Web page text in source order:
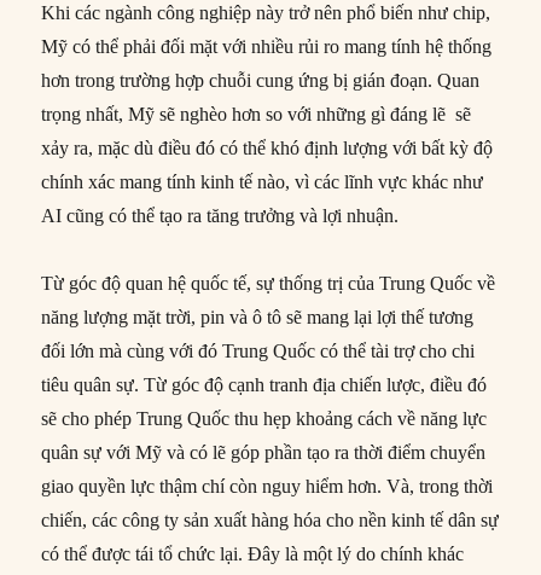
Khi các ngành công nghiệp này trở nên phổ biến như chip,
Mỹ có thể phải đối mặt với nhiều rủi ro mang tính hệ thống
hơn trong trường hợp chuỗi cung ứng bị gián đoạn. Quan
trọng nhất, Mỹ sẽ nghèo hơn so với những gì đáng lẽ sẽ
xảy ra, mặc dù điều đó có thể khó định lượng với bất kỳ độ
chính xác mang tính kinh tế nào, vì các lĩnh vực khác như
AI cũng có thể tạo ra tăng trưởng và lợi nhuận.
Từ góc độ quan hệ quốc tế, sự thống trị của Trung Quốc về
năng lượng mặt trời, pin và ô tô sẽ mang lại lợi thế tương
đối lớn mà cùng với đó Trung Quốc có thể tài trợ cho chi
tiêu quân sự. Từ góc độ cạnh tranh địa chiến lược, điều đó
sẽ cho phép Trung Quốc thu hẹp khoảng cách về năng lực
quân sự với Mỹ và có lẽ góp phần tạo ra thời điểm chuyển
giao quyền lực thậm chí còn nguy hiểm hơn. Và, trong thời
chiến, các công ty sản xuất hàng hóa cho nền kinh tế dân sự
có thể được tái tổ chức lại. Đây là một lý do chính khác